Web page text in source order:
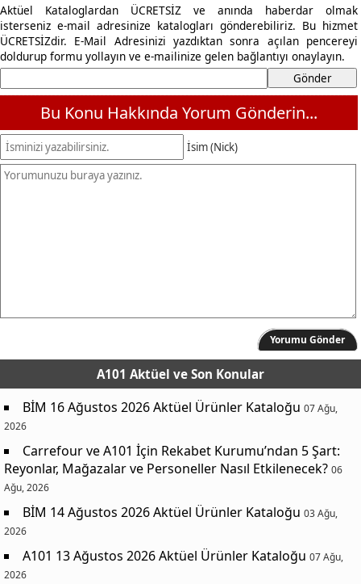
Aktüel Kataloglardan ÜCRETSİZ ve anında haberdar olmak
isterseniz e-mail adresinize katalogları gönderebiliriz. Bu hizmet
ÜCRETSİZdir. E-Mail Adresinizi yazdıktan sonra açılan pencereyi
doldurup formu yollayın ve e-mailinize gelen bağlantıyı onaylayın.
Bu Konu Hakkında Yorum Gönderin...
İsim (Nick)
Yorumu Gönder
A101 Aktüel ve Son Konular
BİM 16 Ağustos 2026 Aktüel Ürünler Kataloğu 07 Ağu,
2026
Carrefour ve A101 İçin Rekabet Kurumu’ndan 5 Şart:
Reyonlar, Mağazalar ve Personeller Nasıl Etkilenecek? 06
Ağu, 2026
BİM 14 Ağustos 2026 Aktüel Ürünler Kataloğu 03 Ağu,
2026
A101 13 Ağustos 2026 Aktüel Ürünler Kataloğu 07 Ağu,
2026